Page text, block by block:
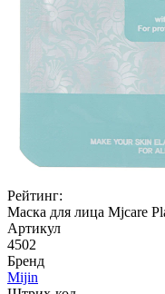
Рейтинг:
Маска для лица Mjcare
Артикул
4502
Бренд
Mijin